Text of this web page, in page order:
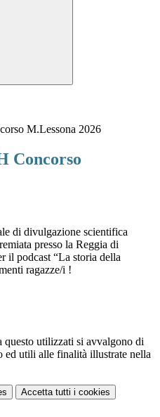
M.Lessona 2026
Concorso
di divulgazione scientifica
presso la Reggia di
il podcast “La storia della
ragazze/i !
questo utilizzati si avvalgono di
ed utili alle finalità illustrate nella
Accetta tutti i cookies